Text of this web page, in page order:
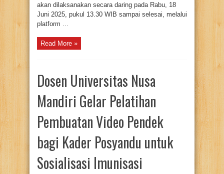
akan dilaksanakan secara daring pada Rabu, 18
Juni 2025, pukul 13.30 WIB sampai selesai, melalui
platform ...
Read More »
Dosen Universitas Nusa
Mandiri Gelar Pelatihan
Pembuatan Video Pendek
bagi Kader Posyandu untuk
Sosialisasi Imunisasi